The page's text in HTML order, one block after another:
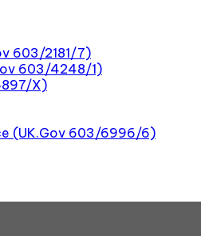
603/2181/7)
603/4248/1)
X)
(UK.Gov 603/6996/6)